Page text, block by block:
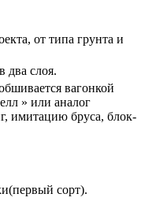
от типа грунта и
два слоя.
вагонкой
» или аналог
имитацию бруса, блок-
сорт).